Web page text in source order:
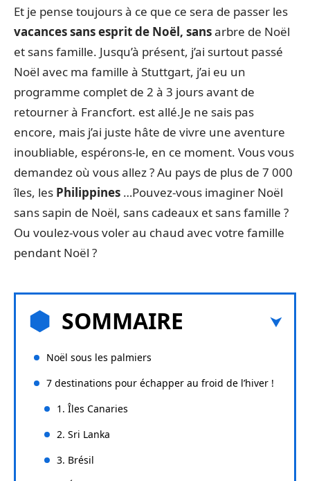
Et je pense toujours à ce que ce sera de passer les
vacances sans esprit de Noël, sansarbre de Noël
et sans famille. Jusqu’à présent, j’ai surtout passé
Noël avec ma famille à Stuttgart, j’ai eu un
programme complet de 2 à 3 jours avant de
retourner à Francfort. est allé.Je ne sais pas
encore, mais j’ai juste hâte de vivre une aventure
inoubliable, espérons-le, en ce moment. Vous vous
demandez où vous allez ? Au pays de plus de 7 000
îles, les Philippines …Pouvez-vous imaginer Noël
sans sapin de Noël, sans cadeaux et sans famille ?
Ou voulez-vous voler au chaud avec votre famille
pendant Noël ?
SOMMAIRE
Noël sous les palmiers
7 destinations pour échapper au froid de l’hiver !
1. Îles Canaries
2. Sri Lanka
3. Brésil